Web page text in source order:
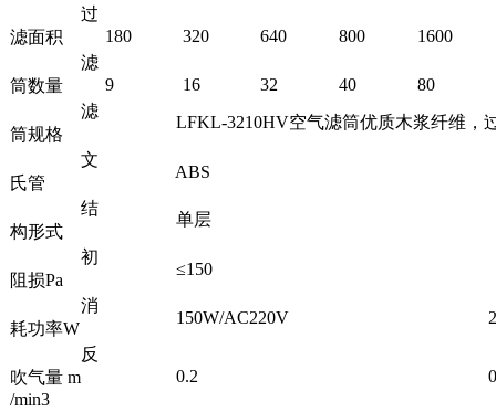
过
滤面积
180 320 640 800
1600
滤
筒数量
9 16 32 40
80
滤
筒规格
LFKL-3210HV空气滤筒优质木浆纤维，过滤
文
氏管
ABS
结
构形式
单层
初
阻损Pa
≤150
消
耗功率W
150W/AC220V
反
吹气量 m
/min3
0.2